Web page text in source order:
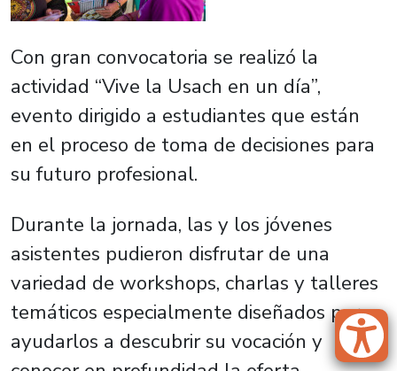
Con gran convocatoria se realizó la
actividad “Vive la Usach en un día”,
evento dirigido a estudiantes que están
en el proceso de toma de decisiones para
su futuro profesional.
Durante la jornada, las y los jóvenes
asistentes pudieron disfrutar de una
variedad de workshops, charlas y talleres
temáticos especialmente diseñados para
ayudarlos a descubrir su vocación y